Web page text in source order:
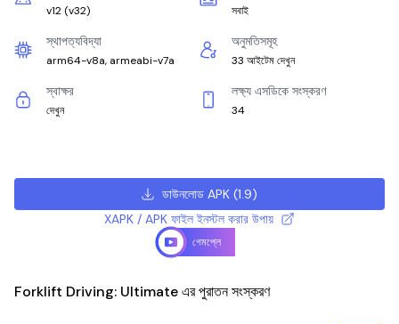
v12 (v32) সবাই
স্থাপত্যবিদ্যা
arm64-v8a, armeabi-v7a
অনুমতিসমূহ
33 আইটেম দেখুন
স্বাক্ষর
দেখুন
লক্ষ্য এসডিকে সংস্করণ
34
ডাউনলোড APK (1.9)
XAPK / APK ফাইল ইনস্টল করার উপায়
গেমপ্লে
Forklift Driving: Ultimate এর পুরাতন সংস্করণ